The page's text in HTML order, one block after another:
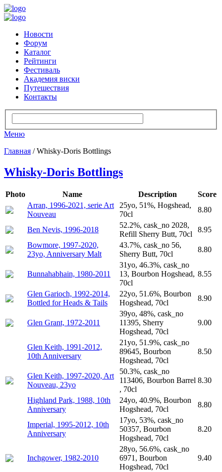
Новости
Форум
Каталог
Рейтинги
Фестиваль
Академия виски
Путешествия
Контакты
Меню
Главная / Whisky-Doris Bottlings
Whisky-Doris Bottlings
Photo Name Description
Score
Arran, 1996-2021, serie Art
Nouveau
25yo, 51%, Hogshead,
70cl
8.80
Ben Nevis, 1996-2018
52.2%, cask_no 2028,
Refill Sherry Butt, 70cl
8.95
Bowmore, 1997-2020,
23yo, Anniversary Malt
43.7%, cask_no 56,
Sherry Butt, 70cl
8.80
Bunnahabhain, 1980-2011
31yo, 46.3%, cask_no
13, Bourbon Hogshead,
70cl
8.55
Glen Garioch, 1992-2014,
Bottled for Heads & Tails
22yo, 51.6%, Bourbon
Hogshead, 70cl
8.90
Glen Grant, 1972-2011
39yo, 48%, cask_no
11395, Sherry
Hogshead, 70cl
9.00
Glen Keith, 1991-2012,
10th Anniversary
21yo, 51.9%, cask_no
89645, Bourbon
Hogshead, 70cl
8.50
Glen Keith, 1997-2020, Art
Nouveau, 23yo
50.3%, cask_no
113406, Bourbon Barrel
, 70cl
8.30
Highland Park, 1988, 10th
Anniversary
24yo, 40.9%, Bourbon
Hogshead, 70cl
8.80
Imperial, 1995-2012, 10th
Anniversary
17yo, 53%, cask_no
50357, Bourbon
Hogshead, 70cl
8.20
Inchgower, 1982-2010
28yo, 56.6%, cask_no
6971, Bourbon
Hogshead, 70cl
9.40